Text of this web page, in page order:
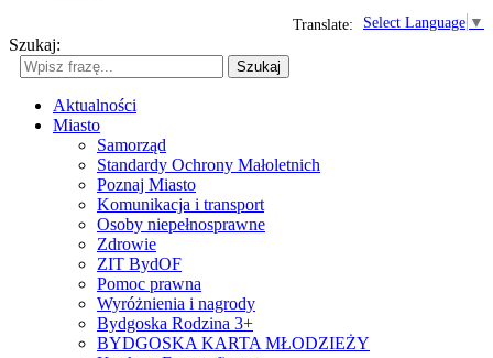
Select Language ▼
Translate:
Szukaj:
Szukaj
Aktualności
Miasto
Samorząd
Standardy Ochrony Małoletnich
Poznaj Miasto
Komunikacja i transport
Osoby niepełnosprawne
Zdrowie
ZIT BydOF
Pomoc prawna
Wyróżnienia i nagrody
Bydgoska Rodzina 3+
BYDGOSKA KARTA MŁODZIEŻY